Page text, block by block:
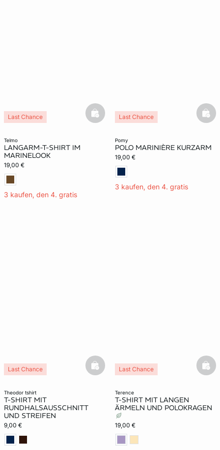
telmo
LANGARM-T-SHIRT IM
MARINELOOK
19,00 €
3 kaufen, den 4. gratis
Last Chance basketfull
pomy
POLO MARINIÈRE KURZARM
19,00 €
3 kaufen, den 4. gratis
Last Chance
theodor tshirt
T-SHIRT MIT
RUNDHALSAUSSCHNITT
UND STREIFEN
9,00 €
Last Chance basketfull
terence
T-SHIRT MIT LANGEN
ÄRMELN UND POLOKRAGEN
19,00 €
Last Chance